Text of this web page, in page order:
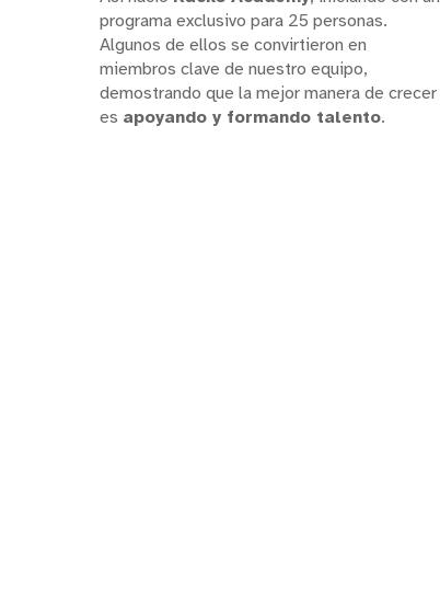
programa exclusivo para 25 personas.
Algunos de ellos se convirtieron en
miembros clave de nuestro equipo,
demostrando que la mejor manera de crecer
es apoyando y formando talento.